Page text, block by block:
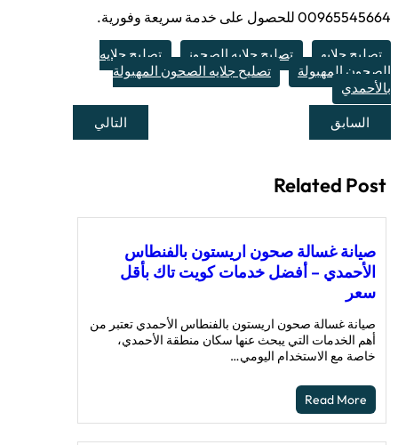
00965545664 للحصول على خدمة سريعة وفورية.
تصليح جلايه تصليح جلايه الصحون
تصليح جلايه
الصحون المهبولة
تصليح جلايه الصحون المهبولة
بالأحمدي
السابق التالي
Related Post
صيانة غسالة صحون اريستون بالفنطاس
الأحمدي – أفضل خدمات كويت تاك بأقل
سعر
صيانة غسالة صحون اريستون بالفنطاس الأحمدي تعتبر من
أهم الخدمات التي يبحث عنها سكان منطقة الأحمدي،
خاصة مع الاستخدام اليومي…
Read More